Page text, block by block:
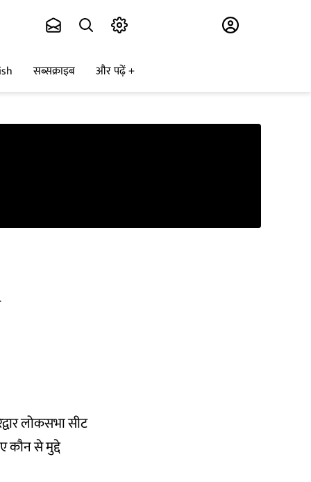
सब्सक्राइब और पढ़ें
लोकसभा सीट
कौन से मुद्दे